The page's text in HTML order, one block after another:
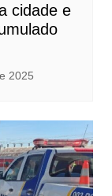
cidade e
2025